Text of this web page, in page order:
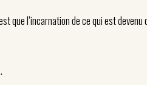
que l’incarnation de ce qui est